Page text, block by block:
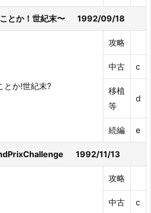
ことか！世紀末〜 1992/09/18
攻略
中古 c
移植
等
d
続編 e
1992/11/13
攻略
中古 c